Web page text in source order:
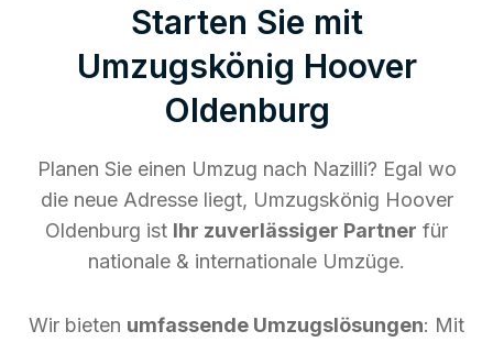
Starten Sie mit
Umzugskönig Hoover
Oldenburg
Planen Sie einen Umzug nach Nazilli? Egal wo
die neue Adresse liegt, Umzugskönig Hoover
Oldenburg ist Ihr zuverlässiger Partner für
nationale & internationale Umzüge.
Wir bieten umfassende Umzugslösungen: Mit